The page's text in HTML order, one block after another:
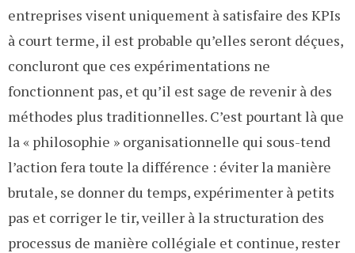
entreprises visent uniquement à satisfaire des KPIs
à court terme, il est probable qu’elles seront déçues,
concluront que ces expérimentations ne
fonctionnent pas, et qu’il est sage de revenir à des
méthodes plus traditionnelles. C’est pourtant là que
la « philosophie » organisationnelle qui sous-tend
l’action fera toute la différence : éviter la manière
brutale, se donner du temps, expérimenter à petits
pas et corriger le tir, veiller à la structuration des
processus de manière collégiale et continue, rester